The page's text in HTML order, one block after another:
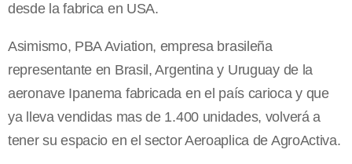
desde la fabrica en USA.
Asimismo, PBA Aviation, empresa brasileña
representante en Brasil, Argentina y Uruguay de la
aeronave Ipanema fabricada en el país carioca y que
ya lleva vendidas mas de 1.400 unidades, volverá a
tener su espacio en el sector Aeroaplica de AgroActiva.